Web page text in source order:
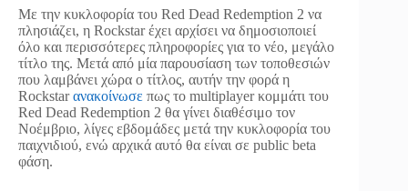
Με την κυκλοφορία του Red Dead Redemption 2 να
πλησιάζει, η Rockstar έχει αρχίσει να δημοσιοποιεί
όλο και περισσότερες πληροφορίες για το νέο, μεγάλο
τίτλο της. Μετά από μία παρουσίαση των τοποθεσιών
που λαμβάνει χώρα ο τίτλος, αυτήν την φορά η
Rockstarανακοίνωσε πως το multiplayer κομμάτι του
Red Dead Redemption 2 θα γίνει διαθέσιμο τον
Νοέμβριο, λίγες εβδομάδες μετά την κυκλοφορία του
παιχνιδιού, ενώ αρχικά αυτό θα είναι σε public beta
φάση.